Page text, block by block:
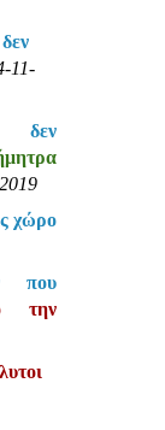
11-
χώρο
που
την